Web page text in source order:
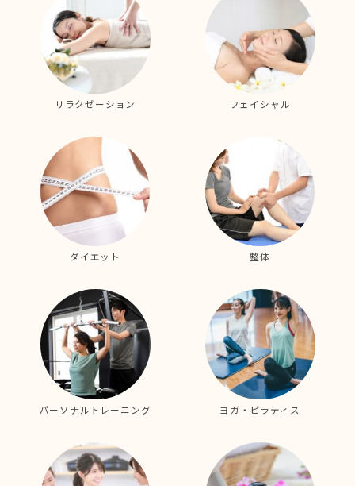
リラクゼーション フェイシャル
ダイエット 整体
パーソナルトレーニング ヨガ・ピラティス